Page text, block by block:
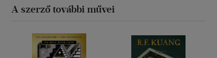
A szerző további művei